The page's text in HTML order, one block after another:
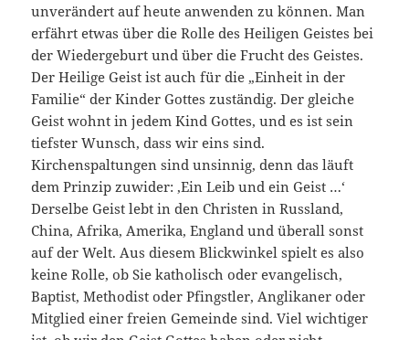
unverändert auf heute anwenden zu können. Man
erfährt etwas über die Rolle des Heiligen Geistes bei
der Wiedergeburt und über die Frucht des Geistes.
Der Heilige Geist ist auch für die „Einheit in der
Familie“ der Kinder Gottes zuständig. Der gleiche
Geist wohnt in jedem Kind Gottes, und es ist sein
tiefster Wunsch, dass wir eins sind.
Kirchenspaltungen sind unsinnig, denn das läuft
dem Prinzip zuwider: ‚Ein Leib und ein Geist …‘
Derselbe Geist lebt in den Christen in Russland,
China, Afrika, Amerika, England und überall sonst
auf der Welt. Aus diesem Blickwinkel spielt es also
keine Rolle, ob Sie katholisch oder evangelisch,
Baptist, Methodist oder Pfingstler, Anglikaner oder
Mitglied einer freien Gemeinde sind. Viel wichtiger